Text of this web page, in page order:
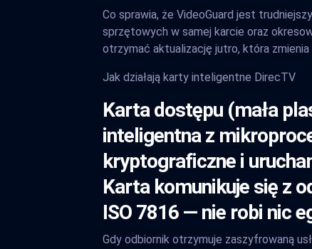
Co sprawia, że VideoGuard jest
sprzętowych w samej karcie oraz
otrzymać aktualizację jutro, która
Jak działają karty inteligentne DirecTV
Karta dostępu (mała
inteligentna z
kryptograficzne i
Karta komunikuje się z
ISO 7816 — nie robi nic
Gdy odbiornik otrzymuje zaszyfrowaną